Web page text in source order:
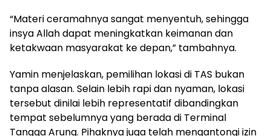
“Materi ceramahnya sangat menyentuh, sehingga
insya Allah dapat meningkatkan keimanan dan
ketakwaan masyarakat ke depan,” tambahnya.
Yamin menjelaskan, pemilihan lokasi di TAS bukan
tanpa alasan. Selain lebih rapi dan nyaman, lokasi
tersebut dinilai lebih representatif dibandingkan
tempat sebelumnya yang berada di Terminal
Tangga Arung. Pihaknya juga telah mengantongi izin